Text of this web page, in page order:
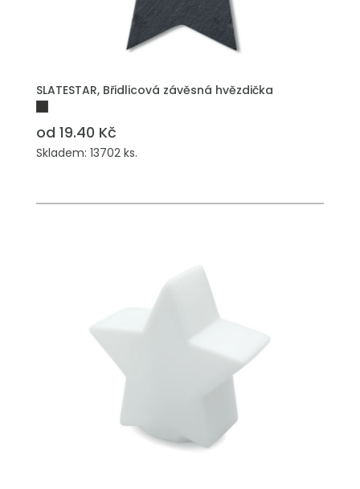
SLATESTAR, Břidlicová závěsná hvězdička
od 19.40 Kč
Skladem: 13702 ks.